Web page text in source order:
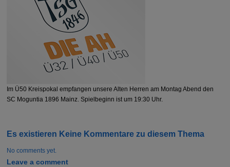
Im Ü50 Kreispokal empfangen unsere Alten Herren am Montag Abend den
SC Moguntia 1896 Mainz. Spielbeginn ist um 19:30 Uhr.
Es existieren Keine Kommentare zu diesem Thema
No comments yet.
Leave a comment